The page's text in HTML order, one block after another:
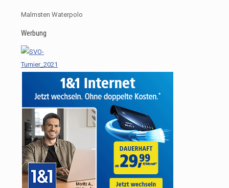
Malmsten Waterpolo
Werbung